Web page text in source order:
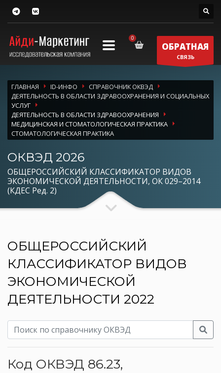
ОБРАТНАЯ
СВЯЗЬ
ГЛАВНАЯ ID-ИНФО
СПРАВОЧНИК ОКВЭД
ДЕЯТЕЛЬНОСТЬ В ОБЛАСТИ ЗДРАВООХРАНЕНИЯ И СОЦИАЛЬНЫХ
УСЛУГ
ДЕЯТЕЛЬНОСТЬ В ОБЛАСТИ ЗДРАВООХРАНЕНИЯ
МЕДИЦИНСКАЯ И СТОМАТОЛОГИЧЕСКАЯ ПРАКТИКА
СТОМАТОЛОГИЧЕСКАЯ ПРАКТИКА
ОКВЭД 2026
ОБЩЕРОССИЙСКИЙ КЛАССИФИКАТОР ВИДОВ
ЭКОНОМИЧЕСКОЙ ДЕЯТЕЛЬНОСТИ, ОК 029–2014
(КДЕС Ред. 2)
ОБЩЕРОССИЙСКИЙ
КЛАССИФИКАТОР ВИДОВ
ЭКОНОМИЧЕСКОЙ
ДЕЯТЕЛЬНОСТИ 2022
Код ОКВЭД 86.23,